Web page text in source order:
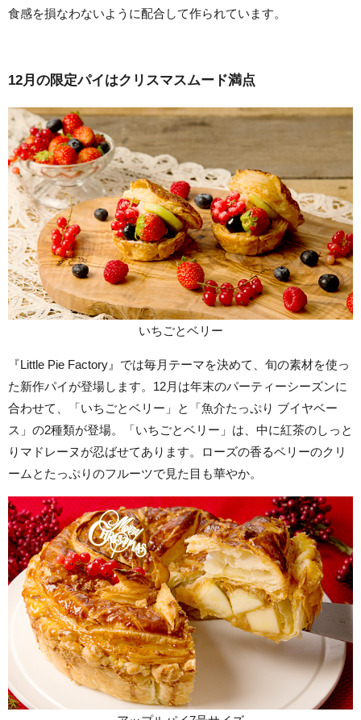
食感を損なわないように配合して作られています。
12月の限定パイはクリスマスムード満点
いちごとベリー
『Little Pie Factory』では毎月テーマを決めて、旬の素材を使っ
た新作パイが登場します。12月は年末のパーティーシーズンに
合わせて、「いちごとベリー」と「魚介たっぷり ブイヤベー
ス」の2種類が登場。「いちごとベリー」は、中に紅茶のしっと
りマドレーヌが忍ばせてあります。ローズの香るベリーのクリ
ームとたっぷりのフルーツで見た目も華やか。